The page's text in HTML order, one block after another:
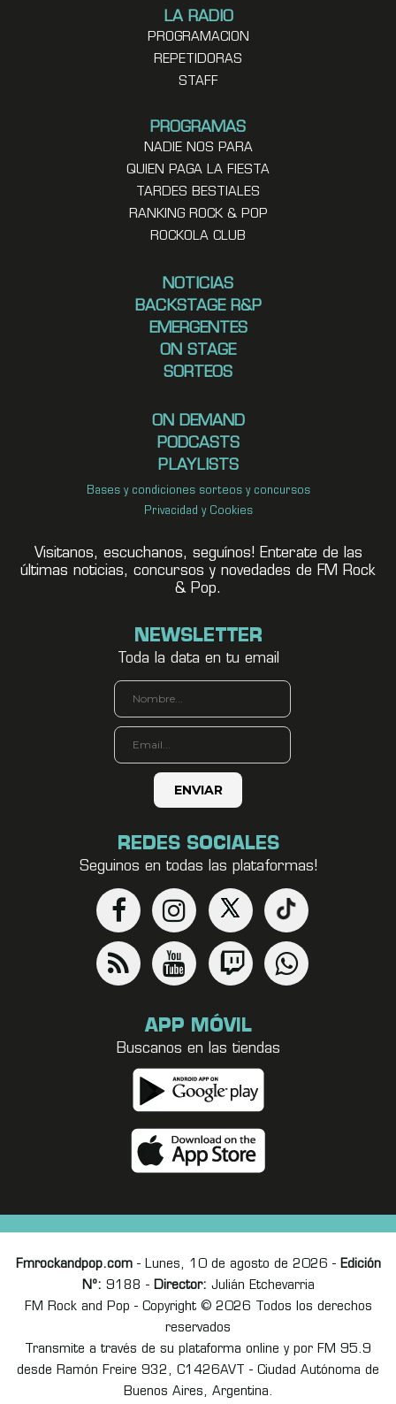
LA RADIO
PROGRAMACION
REPETIDORAS
STAFF
PROGRAMAS
NADIE NOS PARA
QUIEN PAGA LA FIESTA
TARDES BESTIALES
RANKING ROCK & POP
ROCKOLA CLUB
NOTICIAS
BACKSTAGE R&P
EMERGENTES
ON STAGE
SORTEOS
ON DEMAND
PODCASTS
PLAYLISTS
Bases y condiciones sorteos y concursos
Privacidad y Cookies
Visitanos, escuchanos, seguínos! Enterate de las
últimas noticias, concursos y novedades de FM Rock
& Pop.
NEWSLETTER
Toda la data en tu email
REDES SOCIALES
Seguinos en todas las plataformas!
APP MÓVIL
Buscanos en las tiendas
Fmrockandpop.com- Lunes, 10 de agosto de 2026 - Edición
Nº: 9188 - Director: Julián Etchevarria
FM Rock and Pop - Copyright © 2026 Todos los derechos
reservados
Transmite a través de su plataforma online y por FM 95.9
desde Ramón Freire 932, C1426AVT - Ciudad Autónoma de
Buenos Aires, Argentina.